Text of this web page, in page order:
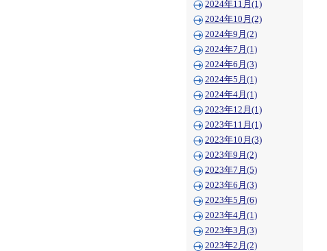
2024年11月(1)
2024年10月(2)
2024年9月(2)
2024年7月(1)
2024年6月(3)
2024年5月(1)
2024年4月(1)
2023年12月(1)
2023年11月(1)
2023年10月(3)
2023年9月(2)
2023年7月(5)
2023年6月(3)
2023年5月(6)
2023年4月(1)
2023年3月(3)
2023年2月(2)